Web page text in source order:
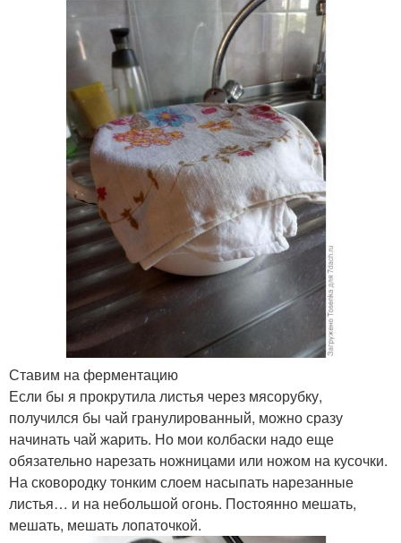
Ставим на ферментацию
Если бы я прокрутила листья через мясорубку,
получился бы чай гранулированный, можно сразу
начинать чай жарить. Но мои колбаски надо еще
обязательно нарезать ножницами или ножом на кусочки.
На сковородку тонким слоем насыпать нарезанные
листья… и на небольшой огонь. Постоянно мешать,
мешать, мешать лопаточкой.